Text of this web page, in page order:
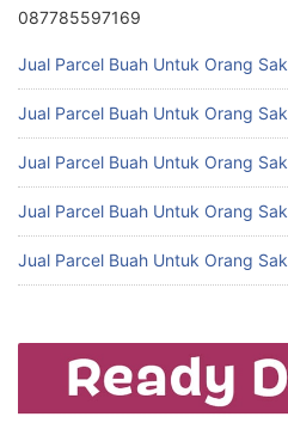
087785597169
Jual Parcel Buah Untuk Orang
Jual Parcel Buah Untuk Orang
Jual Parcel Buah Untuk Orang
Jual Parcel Buah Untuk Orang
Jual Parcel Buah Untuk Orang